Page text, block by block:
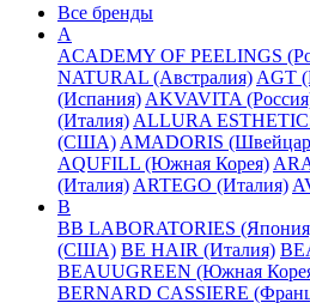
Все бренды
A
ACADEMY OF PEELINGS
NATURAL (Австралия) AGT
(Испания) AKVAVITA
(Италия) ALLURA
(США) AMADORIS
AQUFILL (Южная Корея)
(Италия) ARTEGO (Италия)
B
BB LABORATORIES
(США) BE HAIR (Италия)
BEAUUGREEN (Южная
BERNARD CASSIERE